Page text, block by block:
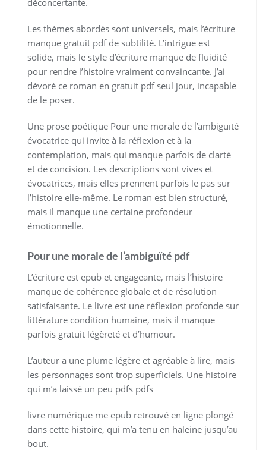
Les thèmes abordés sont universels, mais l’écriture
manque gratuit pdf de subtilité. L’intrigue est
solide, mais le style d’écriture manque de fluidité
pour rendre l’histoire vraiment convaincante. J’ai
dévoré ce roman en gratuit pdf seul jour, incapable
de le poser.
Une prose poétique Pour une morale de l’ambiguïté
évocatrice qui invite à la réflexion et à la
contemplation, mais qui manque parfois de clarté
et de concision. Les descriptions sont vives et
évocatrices, mais elles prennent parfois le pas sur
l’histoire elle-même. Le roman est bien structuré,
mais il manque une certaine profondeur
émotionnelle.
Pour une morale de l’ambiguïté pdf
L’écriture est epub et engageante, mais l’histoire
manque de cohérence globale et de résolution
satisfaisante. Le livre est une réflexion profonde sur
littérature condition humaine, mais il manque
parfois gratuit légèreté et d’humour.
L’auteur a une plume légère et agréable à lire, mais
les personnages sont trop superficiels. Une histoire
qui m’a laissé un peu pdfs pdfs
livre numérique me epub retrouvé en ligne plongé
dans cette histoire, qui m’a tenu en haleine jusqu’au
bout.